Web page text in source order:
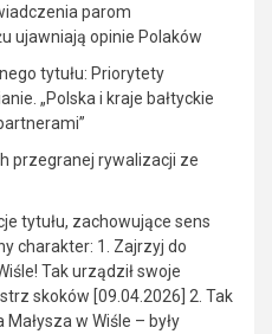
parom
ujawniają opinie Polaków
tytułu: Priorytety
„Polska i kraje bałtyckie
przegranej rywalizacji ze
tytułu, zachowujące sens
charakter: 1. Zajrzyj do
Tak urządził swoje
skoków [09.04.2026] 2. Tak
w Wiśle – były